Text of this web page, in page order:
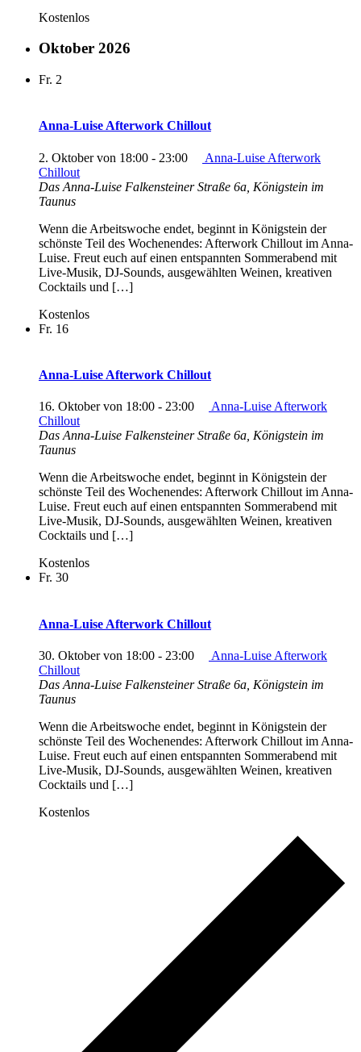
Kostenlos
Oktober 2026
Fr. 2
Anna-Luise Afterwork Chillout
2. Oktober von 18:00 - 23:00
Anna-Luise Afterwork
Chillout
Das Anna-Luise Falkensteiner Straße 6a, Königstein im
Taunus
Wenn die Arbeitswoche endet, beginnt in Königstein der
schönste Teil des Wochenendes: Afterwork Chillout im Anna-
Luise. Freut euch auf einen entspannten Sommerabend mit
Live-Musik, DJ-Sounds, ausgewählten Weinen, kreativen
Cocktails und […]
Kostenlos
Fr. 16
Anna-Luise Afterwork Chillout
16. Oktober von 18:00 - 23:00
Anna-Luise Afterwork
Chillout
Das Anna-Luise Falkensteiner Straße 6a, Königstein im
Taunus
Wenn die Arbeitswoche endet, beginnt in Königstein der
schönste Teil des Wochenendes: Afterwork Chillout im Anna-
Luise. Freut euch auf einen entspannten Sommerabend mit
Live-Musik, DJ-Sounds, ausgewählten Weinen, kreativen
Cocktails und […]
Kostenlos
Fr. 30
Anna-Luise Afterwork Chillout
30. Oktober von 18:00 - 23:00
Anna-Luise Afterwork
Chillout
Das Anna-Luise Falkensteiner Straße 6a, Königstein im
Taunus
Wenn die Arbeitswoche endet, beginnt in Königstein der
schönste Teil des Wochenendes: Afterwork Chillout im Anna-
Luise. Freut euch auf einen entspannten Sommerabend mit
Live-Musik, DJ-Sounds, ausgewählten Weinen, kreativen
Cocktails und […]
Kostenlos